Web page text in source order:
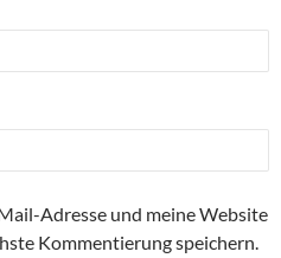
Adresse und meine Website
Kommentierung speichern.